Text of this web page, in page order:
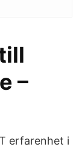
–
erfarenhet i